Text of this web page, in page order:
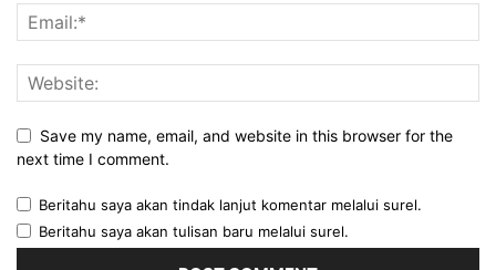
Save my name, email, and website in this browser for the
next time I comment.
Beritahu saya akan tindak lanjut komentar melalui surel.
Beritahu saya akan tulisan baru melalui surel.